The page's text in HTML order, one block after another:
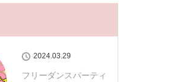
2024.03.29
フリーダンスパーティ